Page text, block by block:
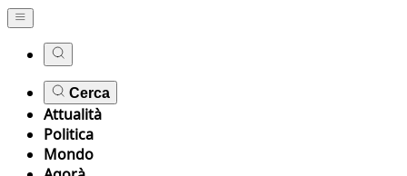
Cerca
Attualità
Politica
Mondo